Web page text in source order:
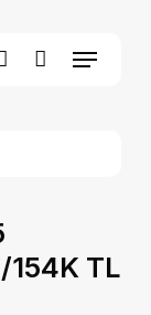
Menu
Close
Cart
154K TL